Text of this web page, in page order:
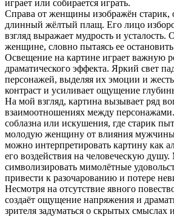
играет или собирается играть.
Справа от женщины изображён старик,
длинный жёлтый плащ. Его лицо
взгляд выражает мудрость и усталость.
женщине, словно пытаясь ее
Освещение на картине играет важную
драматического эффекта. Яркий свет
персонажей, выделяя их эмоции и
контраст и усиливает ощущение
На мой взгляд, картина вызывает ряд
взаимоотношениях между
соблазна или искушения, где старик
молодую женщину от влияния
можно интерпретировать картину как
его воздействия на человеческую
символизировать мимолётные
привести к разочарованию и потере
Несмотря на отсутствие явного
создаёт ощущение напряжения и
зрителя задуматься о скрытых смыслах